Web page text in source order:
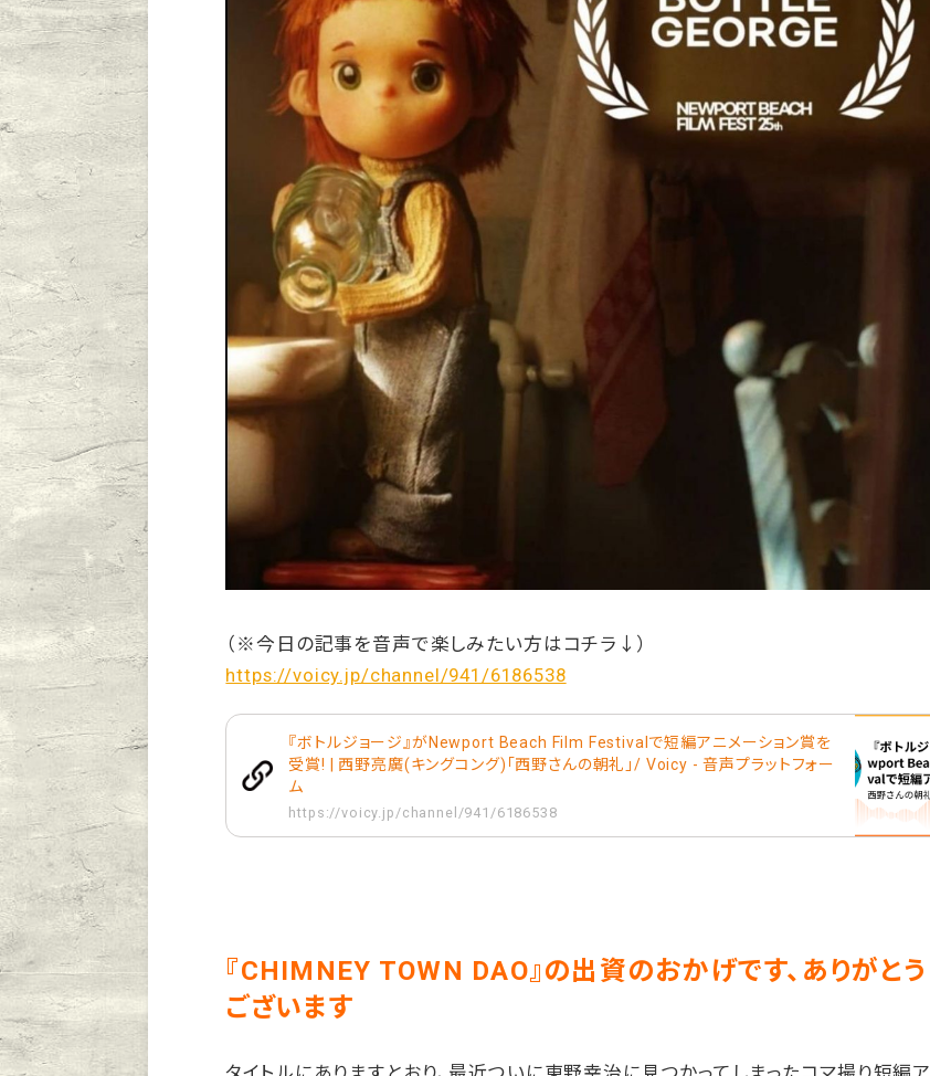
（※今日の記事を音声で楽しみたい方はコチラ↓）
https://voicy.jp/channel/941/6186538
『ボトルジョージ』がNewport Beach Film Festivalで短編アニメーション賞を
受賞! | 西野亮廣(キングコング)「西野さんの朝礼」/ Voicy - 音声プラットフォー
ム
https://voicy.jp/channel/941/6186538
『CHIMNEY TOWN DAO』の出資のおかげです、ありがとう
ございます